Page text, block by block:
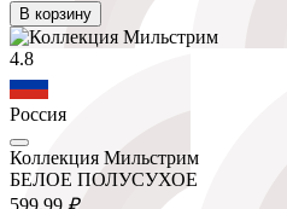
В корзину
4.8
Россия
Коллекция Мильстрим
БЕЛОЕ ПОЛУСУХОЕ
599.99 ₽